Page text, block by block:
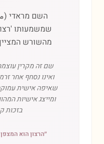
השם מראדי
שמשמעותו
מהשורש
שם זה מקרין
ואינו נסחף אחר
שאיפה אישית
ומייצג אישיות
בזכות
״הרצון הוא